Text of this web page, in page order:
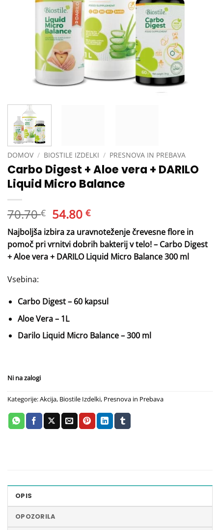
DOMOV / BIOSTILE IZDELKI / PRESNOVA IN PREBAVA
Carbo Digest + Aloe vera + DARILO
Liquid Micro Balance
70.70€ Izvirna
cena
je
bila:
70.70 €.
54.80€Trenutna
cena
je:
54.80 €.
Najboljša izbira za uravnoteženje črevesne flore in
pomoč pri vrnitvi dobrih bakterij v telo! – Carbo Digest
+ Aloe vera + DARILO Liquid Micro Balance 300 ml
Vsebina:
Carbo Digest – 60 kapsul
Aloe Vera – 1L
Darilo Liquid Micro Balance – 300 ml
Ni na zalogi
Kategorije:Akcija, Biostile Izdelki, Presnova in Prebava
OPIS
OPOZORILA